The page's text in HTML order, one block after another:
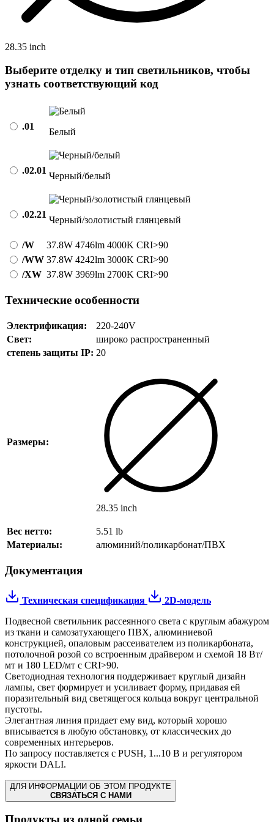
28.35 inch
Выберите отделку и тип светильников, чтобы
узнать соответствующий код
.01
Белый
.02.01
Черный/белый
.02.21
Черный/золотистый глянцевый
/W 37.8W 4746lm 4000K CRI>90
/WW 37.8W 4242lm 3000K CRI>90
/XW 37.8W 3969lm 2700K CRI>90
Технические особенности
Электрификация:
220-240V
Свет:
широко распространенный
степень защиты IP: 20
Размеры:
28.35 inch
Вес нетто:
5.51 lb
Материалы:
алюминий/поликарбонат/ПВХ
Документация
Техническая спецификация
2D-модель
Подвесной светильник рассеянного света с круглым абажуром
из ткани и самозатухающего ПВХ, алюминиевой
конструкцией, опаловым рассеивателем из поликарбоната,
потолочной розой со встроенным драйвером и схемой 18 Вт/
мт и 180 LED/мт с CRI>90.
Светодиодная технология поддерживает круглый дизайн
лампы, свет формирует и усиливает форму, придавая ей
поразительный вид светящегося кольца вокруг центральной
пустоты.
Элегантная линия придает ему вид, который хорошо
вписывается в любую обстановку, от классических до
современных интерьеров.
По запросу поставляется с PUSH, 1...10 В и регулятором
яркости DALI.
ДЛЯ ИНФОРМАЦИИ ОБ ЭТОМ ПРОДУКТЕ
СВЯЗАТЬСЯ С НАМИ
Продукты из одной семьи